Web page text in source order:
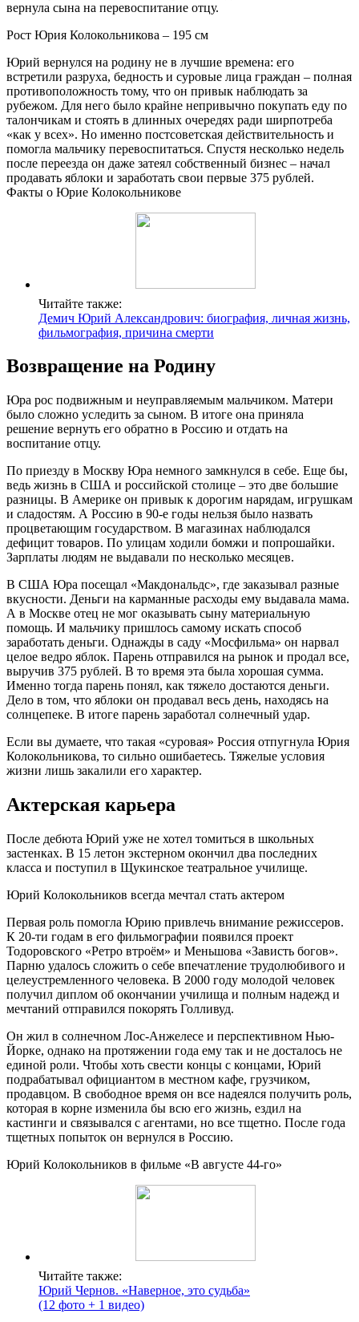
вернула сына на перевоспитание отцу.
Рост Юрия Колокольникова – 195 см
Юрий вернулся на родину не в лучшие времена: его
встретили разруха, бедность и суровые лица граждан – полная
противоположность тому, что он привык наблюдать за
рубежом. Для него было крайне непривычно покупать еду по
талончикам и стоять в длинных очередях ради ширпотреба
«как у всех». Но именно постсоветская действительность и
помогла мальчику перевоспитаться. Спустя несколько недель
после переезда он даже затеял собственный бизнес – начал
продавать яблоки и заработать свои первые 375 рублей.
Факты о Юрие Колокольникове
Читайте также:
Демич Юрий Александрович: биография, личная жизнь,
фильмография, причина смерти
Возвращение на Родину
Юра рос подвижным и неуправляемым мальчиком. Матери
было сложно уследить за сыном. В итоге она приняла
решение вернуть его обратно в Россию и отдать на
воспитание отцу.
По приезду в Москву Юра немного замкнулся в себе. Еще бы,
ведь жизнь в США и российской столице – это две большие
разницы. В Америке он привык к дорогим нарядам, игрушкам
и сладостям. А Россию в 90-е годы нельзя было назвать
процветающим государством. В магазинах наблюдался
дефицит товаров. По улицам ходили бомжи и попрошайки.
Зарплаты людям не выдавали по несколько месяцев.
В США Юра посещал «Макдональдс», где заказывал разные
вкусности. Деньги на карманные расходы ему выдавала мама.
А в Москве отец не мог оказывать сыну материальную
помощь. И мальчику пришлось самому искать способ
заработать деньги. Однажды в саду «Мосфильма» он нарвал
целое ведро яблок. Парень отправился на рынок и продал все,
выручив 375 рублей. В то время эта была хорошая сумма.
Именно тогда парень понял, как тяжело достаются деньги.
Дело в том, что яблоки он продавал весь день, находясь на
солнцепеке. В итоге парень заработал солнечный удар.
Если вы думаете, что такая «суровая» Россия отпугнула Юрия
Колокольникова, то сильно ошибаетесь. Тяжелые условия
жизни лишь закалили его характер.
Актерская карьера
После дебюта Юрий уже не хотел томиться в школьных
застенках. В 15 летон экстерном окончил два последних
класса и поступил в Щукинское театральное училище.
Юрий Колокольников всегда мечтал стать актером
Первая роль помогла Юрию привлечь внимание режиссеров.
К 20-ти годам в его фильмографии появился проект
Тодоровского «Ретро втроём» и Меньшова «Зависть богов».
Парню удалось сложить о себе впечатление трудолюбивого и
целеустремленного человека. В 2000 году молодой человек
получил диплом об окончании училища и полным надежд и
мечтаний отправился покорять Голливуд.
Он жил в солнечном Лос-Анжелесе и перспективном Нью-
Йорке, однако на протяжении года ему так и не досталось не
единой роли. Чтобы хоть свести концы с концами, Юрий
подрабатывал официантом в местном кафе, грузчиком,
продавцом. В свободное время он все надеялся получить роль,
которая в корне изменила бы всю его жизнь, ездил на
кастинги и связывался с агентами, но все тщетно. После года
тщетных попыток он вернулся в Россию.
Юрий Колокольников в фильме «В августе 44-го»
Читайте также:
Юрий Чернов. «Наверное, это судьба»
(12 фото + 1 видео)